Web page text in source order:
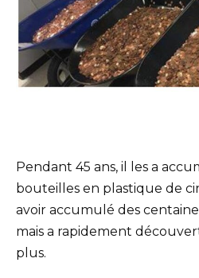
Pendant 45 ans, il les a
bouteilles en plastique de
avoir accumulé des
mais a rapidement
plus.